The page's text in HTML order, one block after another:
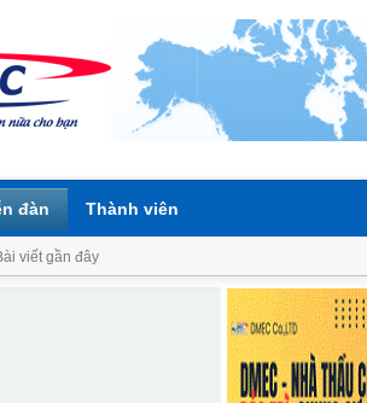
đàn
viết gần đây
Thành viên